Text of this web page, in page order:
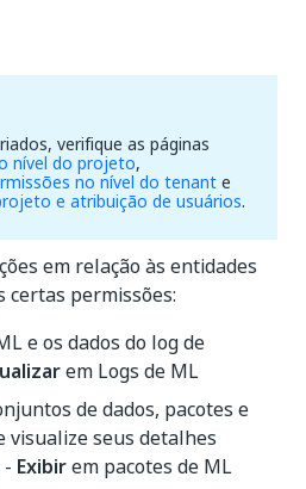
verifique as páginas
nível do projeto,
no nível do tenante
e atribuição de usuários.
em relação às entidades
certas permissões:
e os dados do log de
em Logs de ML
de dados, pacotes e
visualize seus detalhes
Exibirem pacotes de ML